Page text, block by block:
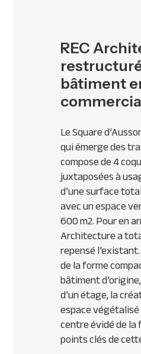
REC
bâtiment
Le Square
qui émerge des
compose de 4
juxtaposées à
d’une surface
avec un espace
600 m2. Pour en
Architecture a
repensé
de la forme
bâtiment
d’un étage, la
espace végétalisé
centre évidé de la
points clés de